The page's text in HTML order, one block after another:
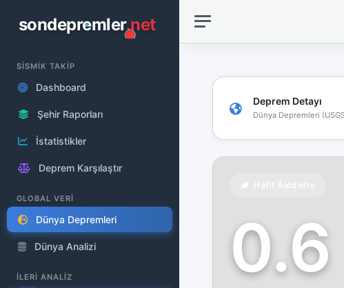
sondepremler.net
SİSMİK TAKİP
Dashboard
Şehir Raporları
İstatistikler
Deprem Karşılaştır
GLOBAL VERİ
Dünya Depremleri
Dünya Analizi
İLERİ ANALİZ
Deprem Detayı
Dünya Depremleri